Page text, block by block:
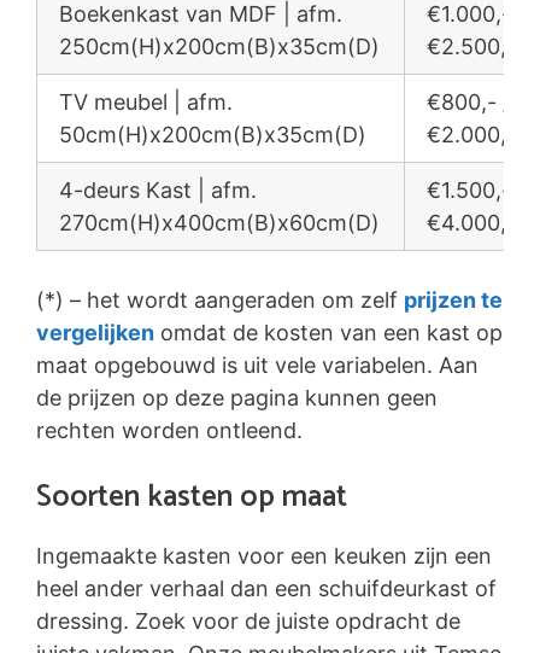
Boekenkast van MDF | afm.
250cm(H)x200cm(B)x35cm(D)
€1.000,- /
€2.500,-
TV meubel | afm.
50cm(H)x200cm(B)x35cm(D)
€800,- /
€2.000,-
4-deurs Kast | afm.
270cm(H)x400cm(B)x60cm(D)
€1.500,- /
€4.000,-
(*) – het wordt aangeraden om zelf prijzen te
vergelijken omdat de kosten van een kast op
maat opgebouwd is uit vele variabelen. Aan
de prijzen op deze pagina kunnen geen
rechten worden ontleend.
Soorten kasten op maat
Ingemaakte kasten voor een keuken zijn een
heel ander verhaal dan een schuifdeurkast of
dressing. Zoek voor de juiste opdracht de